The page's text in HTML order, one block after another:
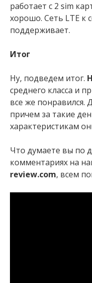
работает с 2 sim
хорошо. Сеть LTE к
поддерживает.
Итог
Ну, подведем итог.
среднего класса и
все же понравился.
причем за такие
характеристикам
Что думаете вы по
комментариях на
review.com, всем